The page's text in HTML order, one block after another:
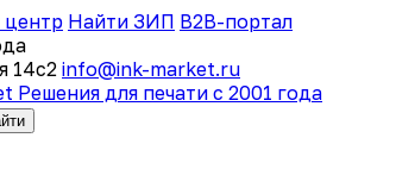
Найти ЗИП B2B-портал
14с2 info@ink-market.ru
Решения для печати с 2001 года